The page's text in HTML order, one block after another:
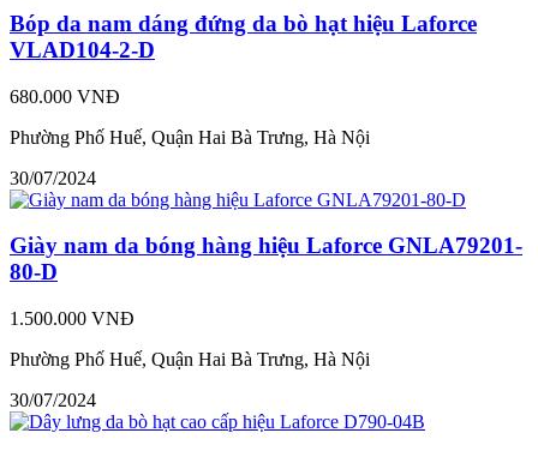
Bóp da nam dáng đứng da bò hạt hiệu Laforce
VLAD104-2-D
680.000 VNĐ
Phường Phố Huế, Quận Hai Bà Trưng, Hà Nội
30/07/2024
Giày nam da bóng hàng hiệu Laforce GNLA79201-
80-D
1.500.000 VNĐ
Phường Phố Huế, Quận Hai Bà Trưng, Hà Nội
30/07/2024